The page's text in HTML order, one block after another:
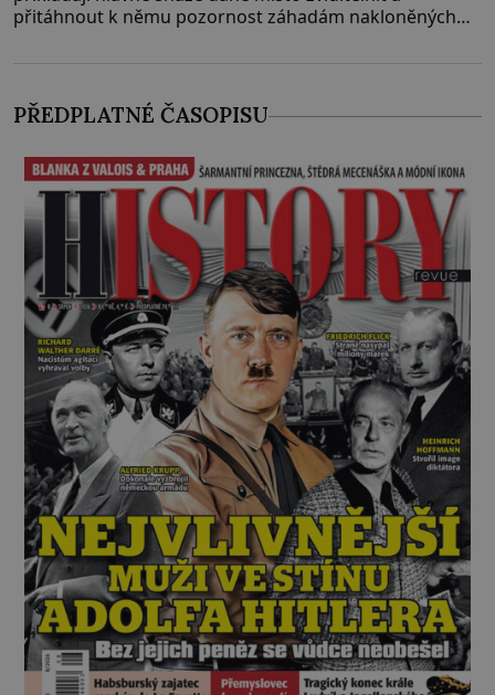
přitáhnout k němu pozornost záhadám nakloněných
PŘEDPLATNÉ ČASOPISU